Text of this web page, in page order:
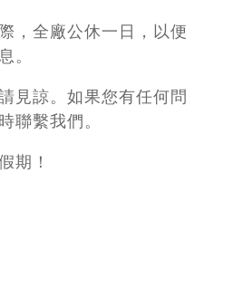
，全廠公休一日，以便
。
見諒。如果您有任何問
聯繫我們。
期！